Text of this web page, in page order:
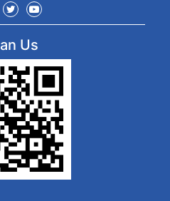
Us